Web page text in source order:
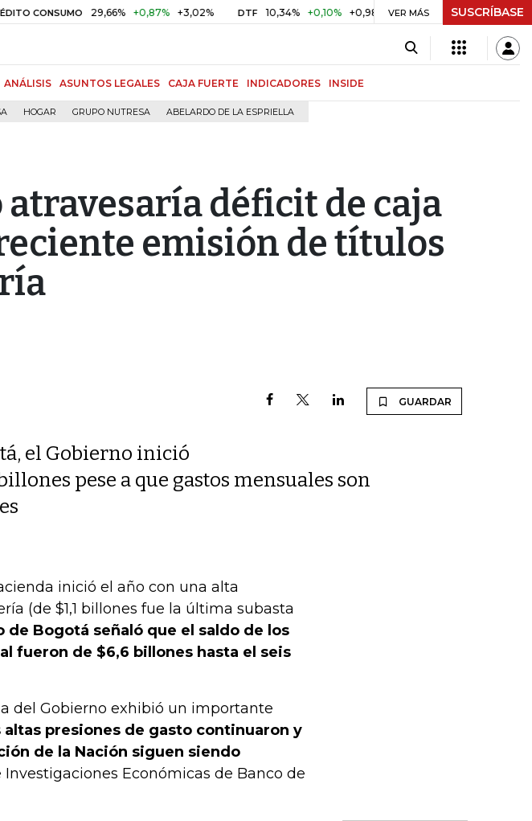
29,66% +0,87% +3,02% DTF 10,34% +0,10% +0,98% UVR $ 416,96 +$ 0,05 +0,01%
VER MÁS SUSCRÍBASE
ANÁLISIS ASUNTOS LEGALES CAJA FUERTE INDICADORES INSIDE
HOGAR GRUPO NUTRESA ABELARDO DE LA ESPRIELLA
déficit de caja
emisión de títulos
GUARDAR
el Gobierno inició
pese a que gastos mensuales son
inició el año con una alta
(de $1,1 billones fue la última subasta
de Bogotá señaló que el saldo de los
fueron de $6,6 billones hasta el seis
del Gobierno exhibió un importante
presiones de gasto continuaron y
de la Nación siguen siendo
Investigaciones Económicas de Banco de